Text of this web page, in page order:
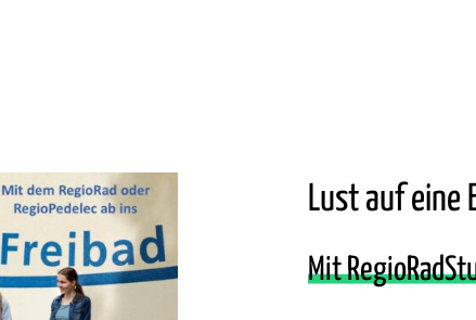
Lust auf eine
Mit